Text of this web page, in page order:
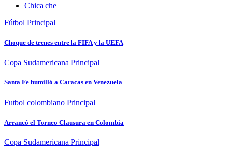
Chica che
Fútbol Principal
Choque de trenes entre la FIFA y la UEFA
Copa Sudamericana Principal
Santa Fe humilló a Caracas en Venezuela
Futbol colombiano Principal
Arrancó el Torneo Clausura en Colombia
Copa Sudamericana Principal